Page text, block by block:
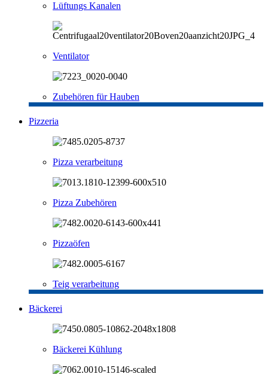
Lüftungs Kanalen
Ventilator
Zubehören für Hauben
Pizzeria
Pizza verarbeitung
Pizza Zubehören
Pizzaöfen
Teig verarbeitung
Bäckerei
Bäckerei Kühlung